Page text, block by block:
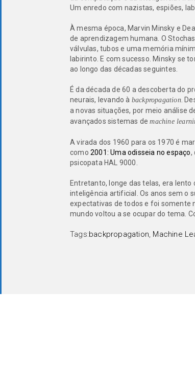
Um enredo com nazistas, espiões,
À mesma época, Marvin Minsky e
de aprendizagem humana. O
válvulas, tubos e uma memória
labirinto. E com sucesso. Minsky se
ao longo das décadas seguintes.
É da década de 60 a descoberta do
neurais, levando à backpropagation.
a novas situações, por meio análise
avançados sistemas demachine
A virada dos 1960 para os 1970 é
como 2001: Uma odisseia no espaço,
psicopata HAL 9000.
Entretanto, longe das telas, era
inteligência artificial. Os anos sem o
expectativas de todos e foi somente
mundo voltou a se ocupar do tema.
Tags:backpropagation, Machine